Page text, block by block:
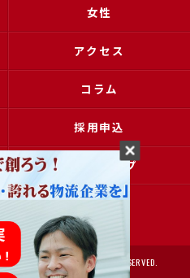
女性
アクセス
コラム
採用申込
サイトマップ
株式会社 ALL RIGHTS RESERVED.